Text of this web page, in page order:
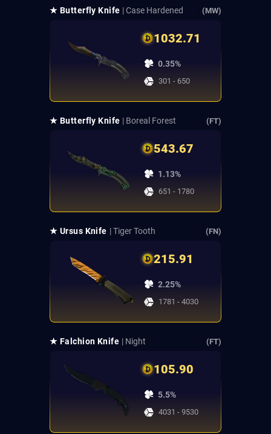
★ Butterfly Knife | Case Hardened (MW)
1032.71
0.35%
301 - 650
★ Butterfly Knife | Boreal Forest (FT)
543.67
1.13%
651 - 1780
★ Ursus Knife | Tiger Tooth (FN)
215.91
2.25%
1781 - 4030
★ Falchion Knife | Night (FT)
105.90
5.5%
4031 - 9530